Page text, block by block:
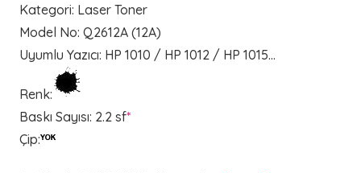
Kategori: Laser Toner
Model No: Q2612A (12A)
Uyumlu Yazıcı: HP 1010 / HP 1012 / HP 1015…
Renk:
Baskı Sayısı: 2.2 sf*
Çip: